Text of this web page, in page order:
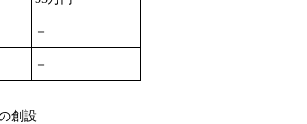
－
－
創設